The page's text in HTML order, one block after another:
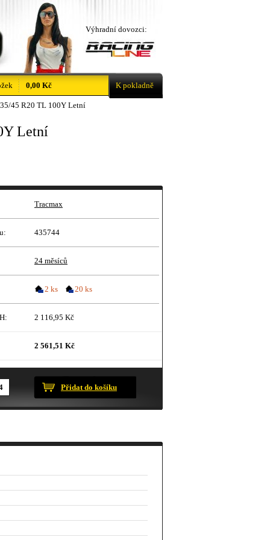
45 R20 TL 100Y Letní
Letní
Tracmax
435744
24 měsíců
2 ks 20 ks
2 116,95 Kč
2 561,51 Kč
Přidat do košíku
Výhradní dovozci:
0,00 Kč K pokladně